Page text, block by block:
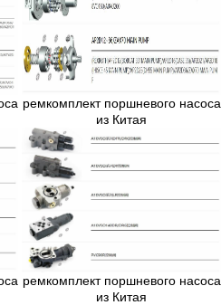
ремкомплект поршневого насоса
из Китая
ремкомплект поршневого насоса
из Китая